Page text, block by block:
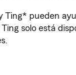
Ting* pueden
Ting solo está